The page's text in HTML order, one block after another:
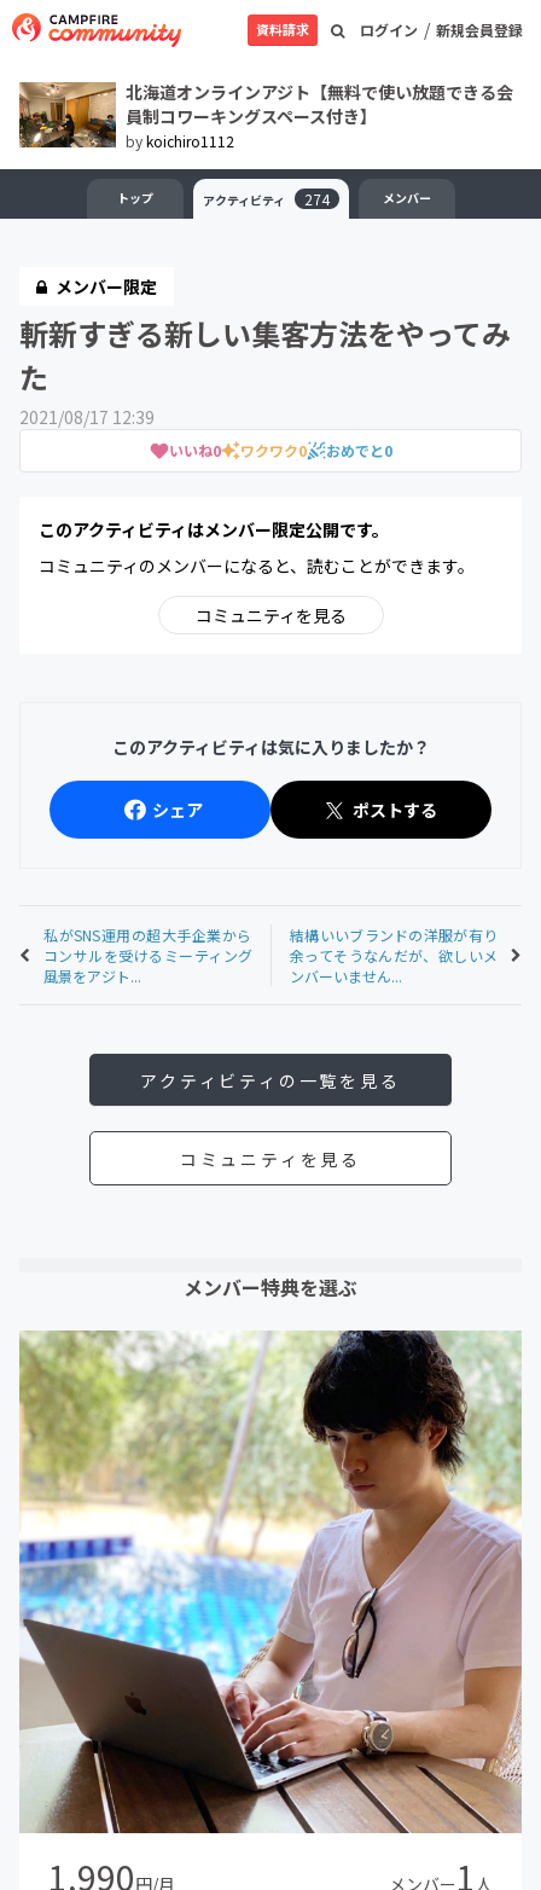
ログイン / 新規会員登録
資料請求
北海道オンラインアジト【無料で使い放題できる会
員制コワーキングスペース付き】
bykoichiro1112
トップ アクティビティ 274 メンバー
メンバー限定
斬新すぎる新しい集客方法をやってみ
た
2021/08/17 12:39
いいね0 ワクワク0 おめでと0
このアクティビティはメンバー限定公開です。
コミュニティのメンバーになると、読むことができます。
コミュニティを見る
このアクティビティは気に入りましたか？
シェア ポストする
私がSNS運用の超大手企業から
コンサルを受けるミーティング
風景をアジト...
結構いいブランドの洋服が有り
余ってそうなんだが、欲しいメ
ンバーいません...
アクティビティの一覧を見る
コミュニティを見る
メンバー特典を選ぶ
1,990円/月 メンバー1 人